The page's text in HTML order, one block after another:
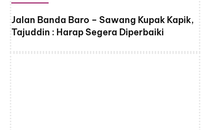
Jalan Banda Baro – Sawang Kupak Kapik,
Tajuddin : Harap Segera Diperbaiki